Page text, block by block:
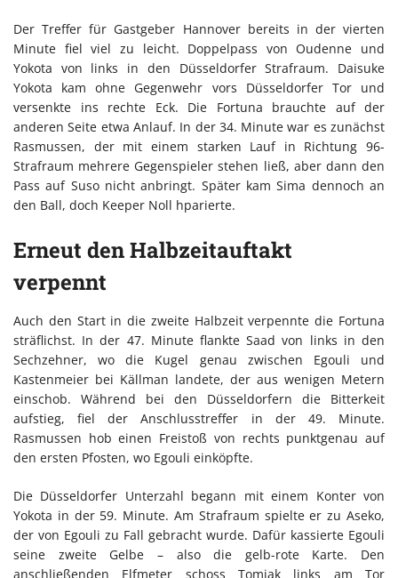
Der Treffer für Gastgeber Hannover bereits in der vierten
Minute fiel viel zu leicht. Doppelpass von Oudenne und
Yokota von links in den Düsseldorfer Strafraum. Daisuke
Yokota kam ohne Gegenwehr vors Düsseldorfer Tor und
versenkte ins rechte Eck. Die Fortuna brauchte auf der
anderen Seite etwa Anlauf. In der 34. Minute war es zunächst
Rasmussen, der mit einem starken Lauf in Richtung 96-
Strafraum mehrere Gegenspieler stehen ließ, aber dann den
Pass auf Suso nicht anbringt. Später kam Sima dennoch an
den Ball, doch Keeper Noll hparierte.
Erneut den Halbzeitauftakt
verpennt
Auch den Start in die zweite Halbzeit verpennte die Fortuna
sträflichst. In der 47. Minute flankte Saad von links in den
Sechzehner, wo die Kugel genau zwischen Egouli und
Kastenmeier bei Källman landete, der aus wenigen Metern
einschob. Während bei den Düsseldorfern die Bitterkeit
aufstieg, fiel der Anschlusstreffer in der 49. Minute.
Rasmussen hob einen Freistoß von rechts punktgenau auf
den ersten Pfosten, wo Egouli einköpfte.
Die Düsseldorfer Unterzahl begann mit einem Konter von
Yokota in der 59. Minute. Am Strafraum spielte er zu Aseko,
der von Egouli zu Fall gebracht wurde. Dafür kassierte Egouli
seine zweite Gelbe – also die gelb-rote Karte. Den
anschließenden Elfmeter schoss Tomiak links am Tor